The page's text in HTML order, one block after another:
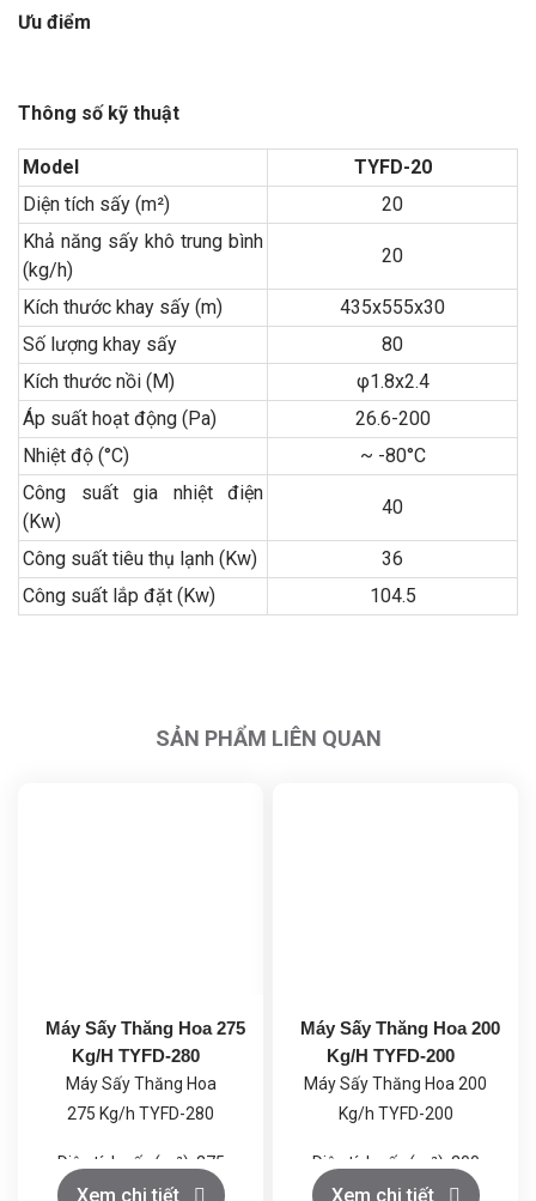
Ưu điểm
Thông số kỹ thuật
Model
TYFD-20
Diện tích sấy (m²)
20
Khả năng sấy khô trung bình
(kg/h)
20
Kích thước khay sấy (m)
435x555x30
Số lượng khay sấy
80
Kích thước nồi (M)
φ1.8x2.4
Áp suất hoạt động (Pa)
26.6-200
Nhiệt độ (°C)
~ -80°C
Công suất gia nhiệt điện
(Kw)
40
Công suất tiêu thụ lạnh (Kw)
36
Công suất lắp đặt (Kw)
104.5
SẢN PHẨM LIÊN QUAN
Máy Sấy Thăng Hoa 275
Kg/H TYFD-280
Máy Sấy Thăng Hoa
275 Kg/h TYFD-280
Diện tích sấy (m²): 275
Khả năng sấy khô trung
Xem chi tiết
Máy Sấy Thăng Hoa 200
Kg/H TYFD-200
Máy Sấy Thăng Hoa 200
Kg/h TYFD-200
Diện tích sấy (m²): 200
Khả năng sấy khô trung
Xem chi tiết